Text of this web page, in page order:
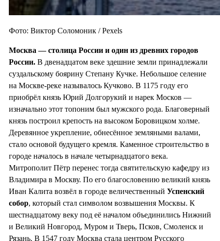
Фото: Виктор Соломоник / Pexels
Москва — столица России и один из древних городов
России. В двенадцатом веке здешние земли принадлежали
суздальскому боярину Степану Кучке. Небольшое селение
на Москве-реке называлось Кучково. В 1175 году его
приобрёл князь Юрий Долгорукий и нарек Москов —
изначально этот топоним был мужского рода. Благоверный
князь построил крепость на высоком Боровицком холме.
Деревянное укрепление, обнесённое земляными валами,
стало основой будущего кремля. Каменное строительство в
городе началось в начале четырнадцатого века.
Митрополит Пётр перенес тогда святительскую кафедру из
Владимира в Москву. По его благословению великий князь
Иван Калита возвёл в городе величественный Успенский
собор, который стал символом возвышения Москвы. К
шестнадцатому веку под её началом объединились Нижний
и Великий Новгород, Муром и Тверь, Псков, Смоленск и
Рязань. В 1547 году Москва стала центром Русского